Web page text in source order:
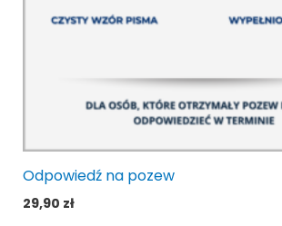
Odpowiedź na pozew
29,90 zł